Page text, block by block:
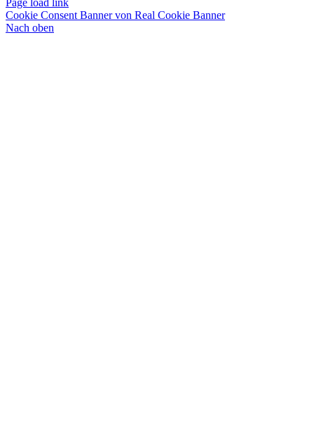
Page load link
Cookie Consent Banner von Real Cookie Banner
Nach oben